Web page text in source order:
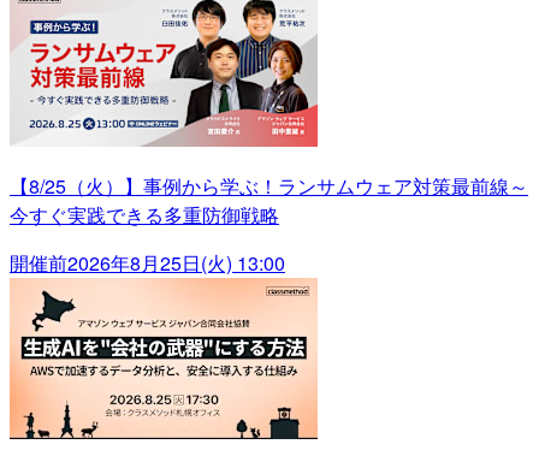
【8/25（火）】事例から学ぶ！ランサムウェア対策最前線～
今すぐ実践できる多重防御戦略
開催前2026年8月25日(火) 13:00